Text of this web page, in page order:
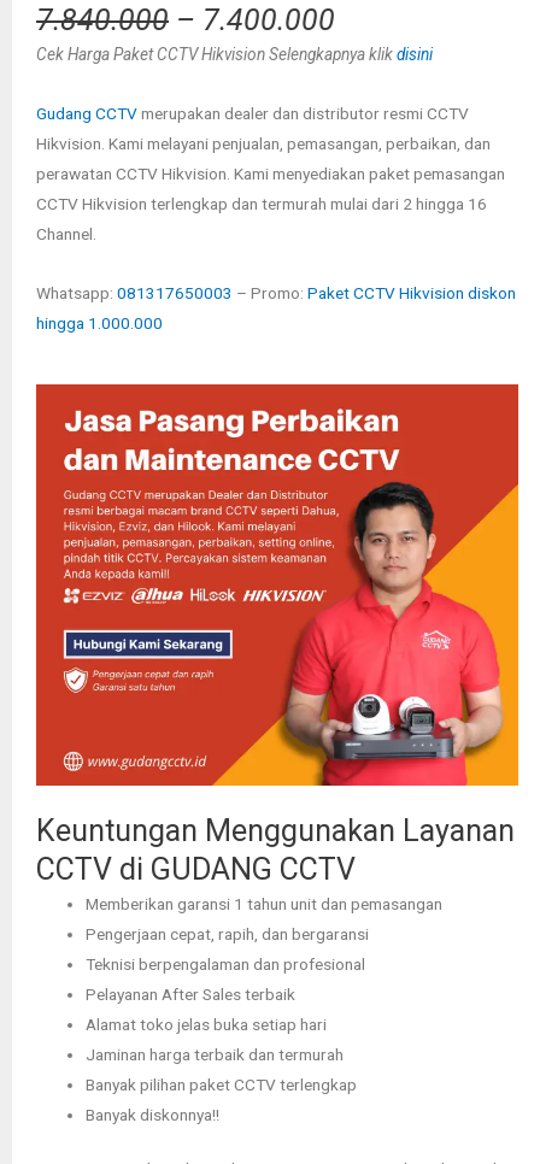
7.840.000 – 7.400.000
Cek Harga Paket CCTV Hikvision Selengkapnya klikdisini
Gudang CCTVmerupakan dealer dan distributor resmi CCTV
Hikvision. Kami melayani penjualan, pemasangan, perbaikan, dan
perawatan CCTV Hikvision. Kami menyediakan paket pemasangan
CCTV Hikvision terlengkap dan termurah mulai dari 2 hingga 16
Channel.
Whatsapp: 081317650003 – Promo: Paket CCTV Hikvision diskon
hingga 1.000.000
Keuntungan Menggunakan Layanan
CCTV di GUDANG CCTV
Memberikan garansi 1 tahun unit dan pemasangan
Pengerjaan cepat, rapih, dan bergaransi
Teknisi berpengalaman dan profesional
Pelayanan After Sales terbaik
Alamat toko jelas buka setiap hari
Jaminan harga terbaik dan termurah
Banyak pilihan paket CCTV terlengkap
Banyak diskonnya!!